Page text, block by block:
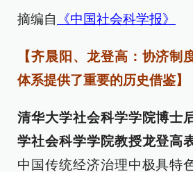
摘编自 《中国社会科学报》
【齐晨阳、龙登高：协济制
体系提供了重要的历史借鉴】
清华大学社会科学学院博士
学社会科学学院教授龙登高
中国传统经济治理中极具特